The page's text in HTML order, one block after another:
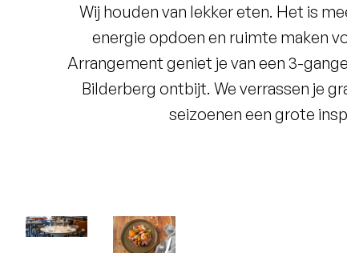
Geen creditcard nodig, je betaalt
Wij houden van lekker eten. Het is
energie opdoen en ruimte maken
Arrangement geniet je van een 3-
Bilderberg ontbijt. We verrassen je
seizoenen een grote